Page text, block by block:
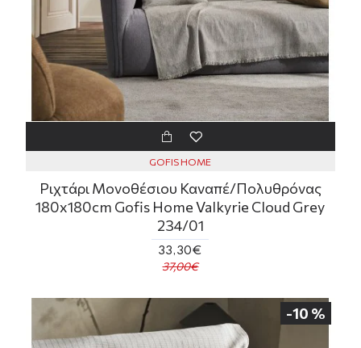
GOFIS HOME
Ριχτάρι Μονοθέσιου Καναπέ/Πολυθρόνας
180x180cm Gofis Home Valkyrie Cloud Grey
234/01
33,30€
37,00€
-10 %